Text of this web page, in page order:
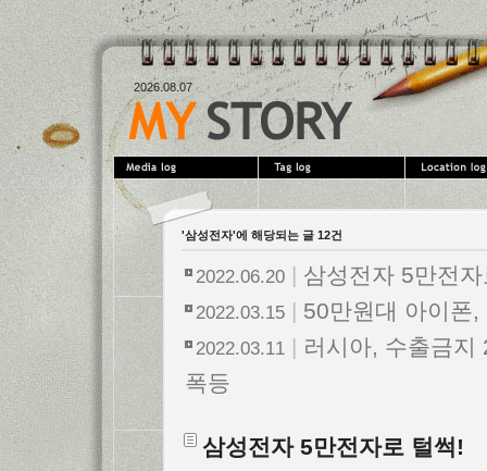
2026.08.07
'삼성전자'에 해당되는 글 12건
2022.06.20 | 삼성전자 5만전
2022.03.15 | 50만원대 아이폰
2022.03.11 | 러시아, 수출금지
폭등
삼성전자 5만전자로 털썩!